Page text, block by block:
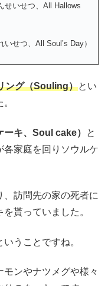
せいせつ、All Hallows
いせつ、All Soul’s Day）
ング（Souling）とい
ーキ、Soul cake）
と
各家庭を回りソウルケ
訪問先の家の死者に
貰っていました。
いうことですね。
ンやナツメグや様々